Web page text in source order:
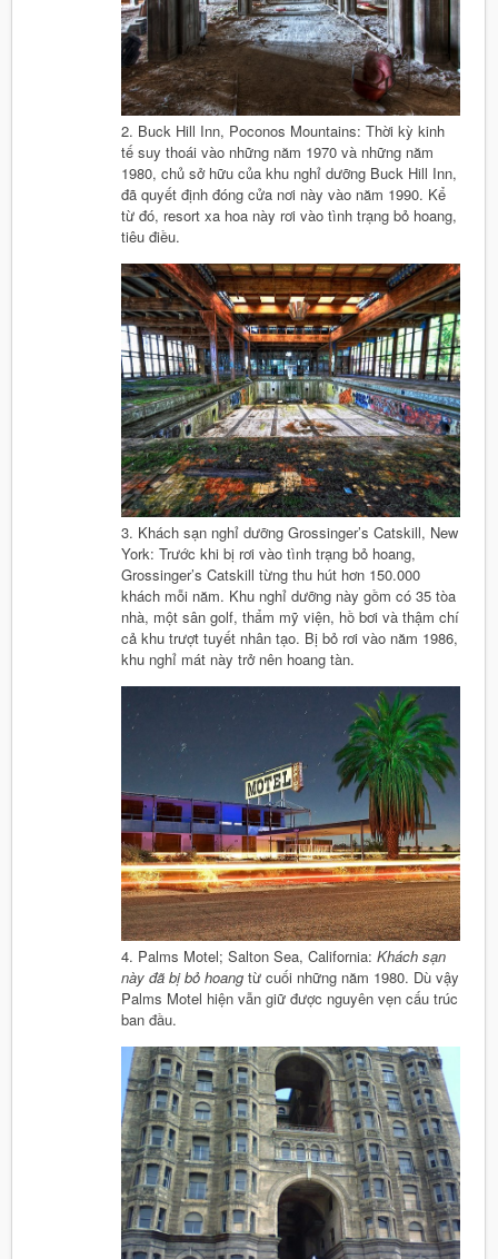
2. Buck Hill Inn, Poconos Mountains: Thời kỳ kinh
tế suy thoái vào những năm 1970 và những năm
1980, chủ sở hữu của khu nghỉ dưỡng Buck Hill Inn,
đã quyết định đóng cửa nơi này vào năm 1990. Kể
từ đó, resort xa hoa này rơi vào tình trạng bỏ hoang,
tiêu điều.
3. Khách sạn nghỉ dưỡng Grossinger’s Catskill, New
York: Trước khi bị rơi vào tình trạng bỏ hoang,
Grossinger’s Catskill từng thu hút hơn 150.000
khách mỗi năm. Khu nghỉ dưỡng này gồm có 35 tòa
nhà, một sân golf, thẩm mỹ viện, hồ bơi và thậm chí
cả khu trượt tuyết nhân tạo. Bị bỏ rơi vào năm 1986,
khu nghỉ mát này trở nên hoang tàn.
4. Palms Motel; Salton Sea, California: Khách sạn
này đã bị bỏ hoang từ cuối những năm 1980. Dù vậy
Palms Motel hiện vẫn giữ được nguyên vẹn cấu trúc
ban đầu.